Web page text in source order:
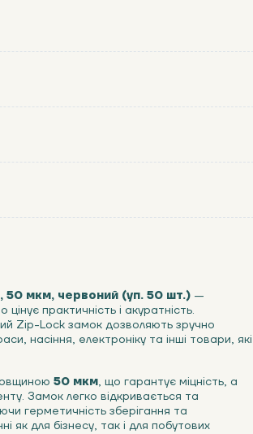
мкм, червоний (уп. 50 шт.) —
практичність і акуратність.
Zip-Lock замок дозволяють зручно
насіння, електроніку та інші товари, які
50 мкм, що гарантує міцність, а
Замок легко відкривається та
герметичність зберігання та
як для бізнесу, так і для побутових